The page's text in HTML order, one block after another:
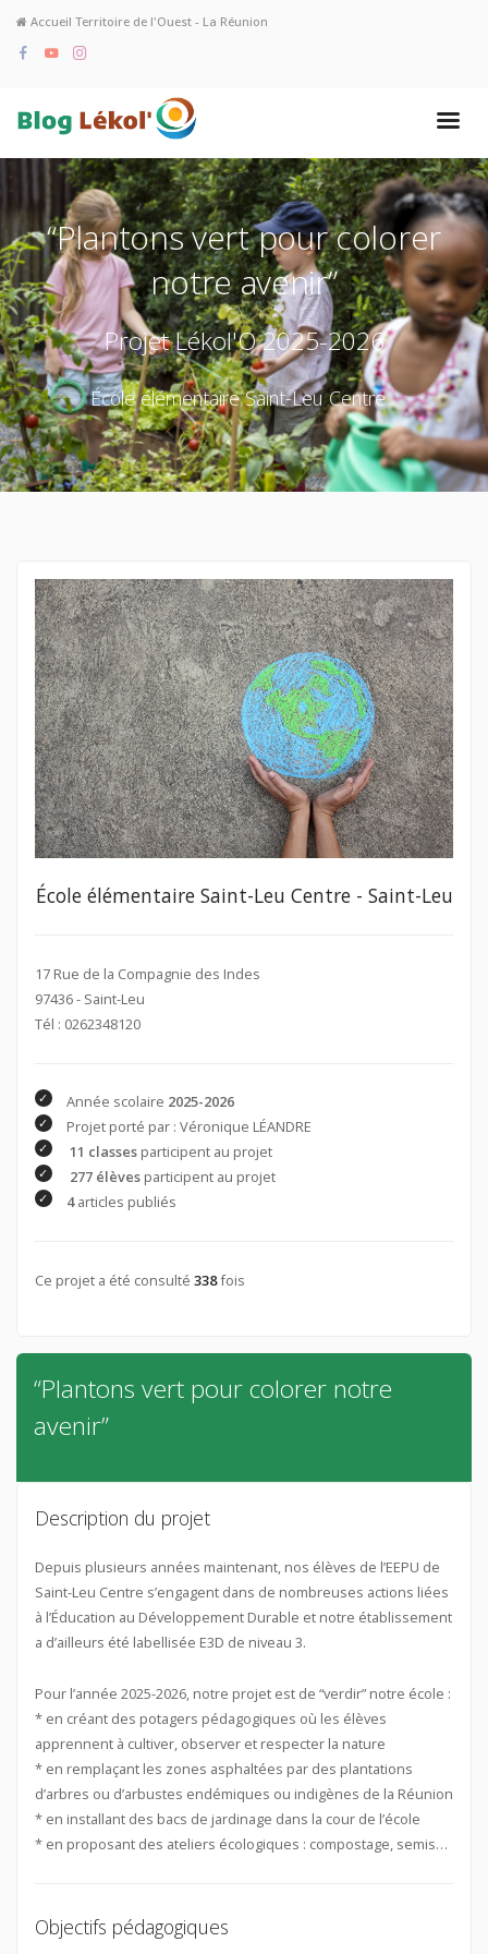
Accueil Territoire de l'Ouest - La Réunion
“Plantons vert pour colorer
notre avenir”
Projet Lékol'O 2025-2026
École élémentaire Saint-Leu Centre - S
École élémentaire Saint-Leu Centre - Saint-Leu
17 Rue de la Compagnie des Indes
97436 - Saint-Leu
Tél : 0262348120
Année scolaire 2025-2026
Projet porté par : Véronique LÉANDRE
11 classesparticipent au projet
277 élèvesparticipent au projet
4articles publiés
Ce projet a été consulté 338fois
“Plantons vert pour colorer notre
avenir”
Description du projet
Depuis plusieurs années maintenant, nos élèves de l’EEPU de
Saint-Leu Centre s’engagent dans de nombreuses actions liées
à l’Éducation au Développement Durable et notre établissement
a d’ailleurs été labellisée E3D de niveau 3.
Pour l’année 2025-2026, notre projet est de “verdir” notre école :
* en créant des potagers pédagogiques où les élèves
apprennent à cultiver, observer et respecter la nature
* en remplaçant les zones asphaltées par des plantations
d’arbres ou d’arbustes endémiques ou indigènes de la Réunion
* en installant des bacs de jardinage dans la cour de l’école
* en proposant des ateliers écologiques : compostage, semis…
Objectifs pédagogiques